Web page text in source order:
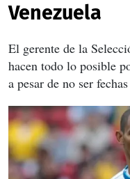
Venezuela
El gerente de la
hacen todo lo posible
a pesar de no ser